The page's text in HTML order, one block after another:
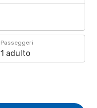
Passeggeri
1 adulto